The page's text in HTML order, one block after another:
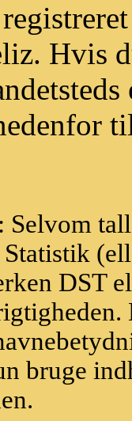
Hvis
DST
bruge